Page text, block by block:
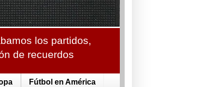
los partidos,
de recuerdos
Fútbol en América